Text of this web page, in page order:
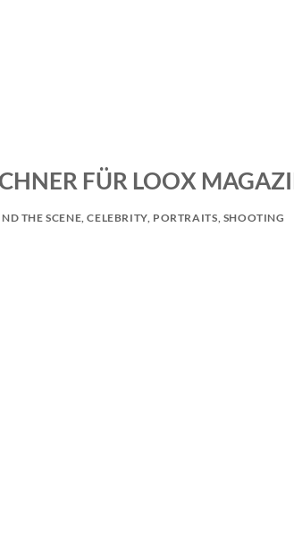
FÜR LOOX
THE SCENE,CELEBRITY, PORTRAITS, SHOOTING